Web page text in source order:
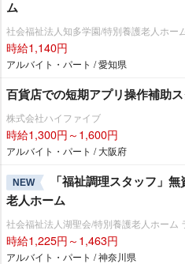
ム
社会福祉法人知多学園/特別養護老人ホー
時給1,140円
アルバイト・パート / 愛知県
百貨店での短期アプリ操作補助
株式会社ハイファイブ
時給1,300円～1,600円
アルバイト・パート / 大阪府
NEW
「福祉調理スタッフ」
老人ホーム
社会福祉法人湖聖会/特別養護老人ホーム
時給1,225円～1,463円
アルバイト・パート / 神奈川県